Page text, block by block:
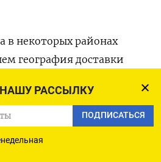
РАССЫЛКУ
ПОДПИСАТЬСЯ
в некоторых районах
география доставки
предполагает развитие на
крупных заказов,
среди онлайн-